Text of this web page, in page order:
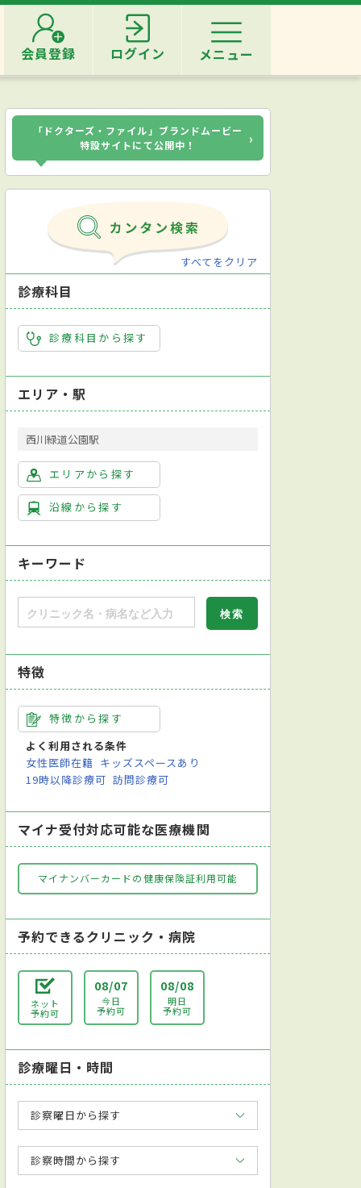
会員登録 ログイン メニュー
「ドクターズ・ファイル」ブランドムービー
特設サイトにて公開中！
›
すべてをクリア
診療科目
診療科目から探す
エリア・駅
西川緑道公園駅
エリアから探す
沿線から探す
キーワード
特徴
特徴から探す
よく利用される条件
女性医師在籍 キッズスペースあり
19時以降診療可 訪問診療可
マイナ受付対応可能な医療機関
マイナンバーカードの健康保険証利用可能
予約できるクリニック・病院
ネット
予約可
08/07
今日
予約可
08/08
明日
予約可
診療曜日・時間
診察曜日から探す
診察時間から探す